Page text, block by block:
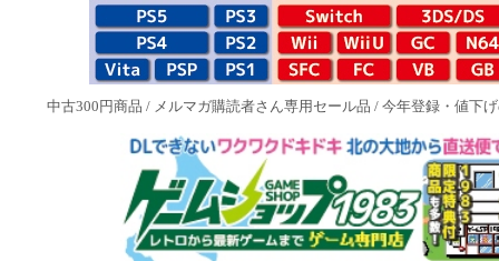
中古300円商品 / メルマガ購読者さん専用セール品 / 今年登録・値下